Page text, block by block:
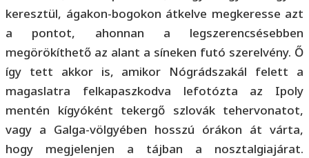
keresztül, ágakon-bogokon átkelve megkeresse azt
a pontot, ahonnan a legszerencsésebben
megörökíthető az alant a síneken futó szerelvény. Ő
így tett akkor is, amikor Nógrádszakál felett a
magaslatra felkapaszkodva lefotózta az Ipoly
mentén kígyóként tekergő szlovák tehervonatot,
vagy a Galga-völgyében hosszú órákon át várta,
hogy megjelenjen a tájban a nosztalgiajárat.